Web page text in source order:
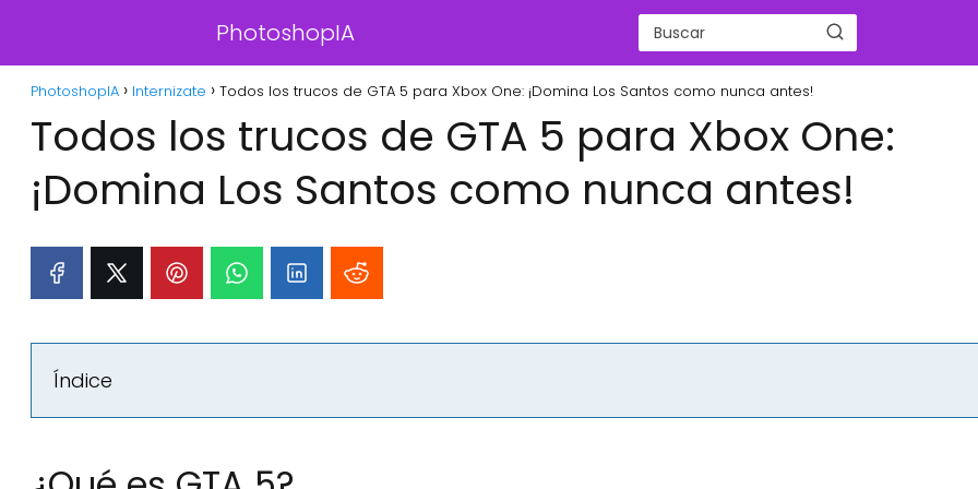
PhotoshopIA
PhotoshopIA Internizate Todos los trucos de GTA 5 para Xbox One: ¡Domina Los Santos como nunca antes!
Todos los trucos de GTA 5 para Xbox One:
¡Domina Los Santos como nunca antes!
Índice